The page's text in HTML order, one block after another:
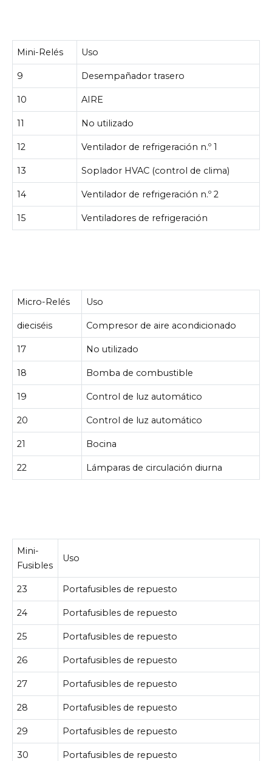
Mini-Relés Uso
9 Desempañador trasero
10 AIRE
11 No utilizado
12 Ventilador de refrigeración n.º 1
13 Soplador HVAC (control de clima)
14 Ventilador de refrigeración n.º 2
15 Ventiladores de refrigeración
Micro-Relés Uso
dieciséis Compresor de aire acondicionado
17 No utilizado
18 Bomba de combustible
19 Control de luz automático
20 Control de luz automático
21 Bocina
22 Lámparas de circulación diurna
Mini-
Fusibles
Uso
23 Portafusibles de repuesto
24 Portafusibles de repuesto
25 Portafusibles de repuesto
26 Portafusibles de repuesto
27 Portafusibles de repuesto
28 Portafusibles de repuesto
29 Portafusibles de repuesto
30 Portafusibles de repuesto